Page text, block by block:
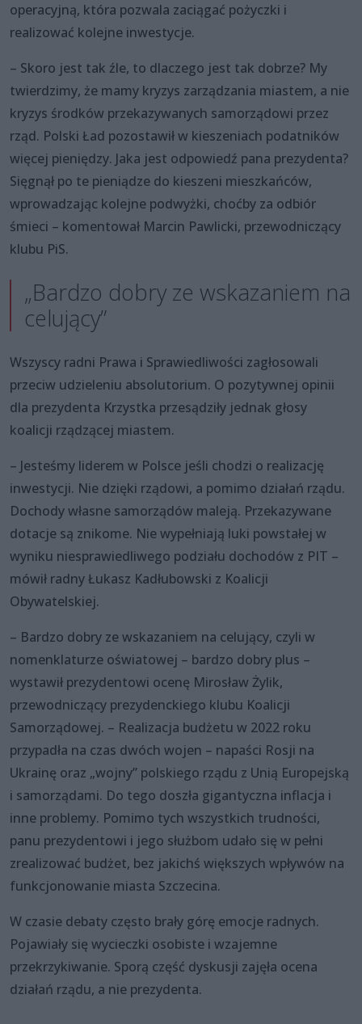
operacyjną, która pozwala zaciągać pożyczki i
realizować kolejne inwestycje.
– Skoro jest tak źle, to dlaczego jest tak dobrze? My
twierdzimy, że mamy kryzys zarządzania miastem, a nie
kryzys środków przekazywanych samorządowi przez
rząd. Polski Ład pozostawił w kieszeniach podatników
więcej pieniędzy. Jaka jest odpowiedź pana prezydenta?
Sięgnął po te pieniądze do kieszeni mieszkańców,
wprowadzając kolejne podwyżki, choćby za odbiór
śmieci – komentował Marcin Pawlicki, przewodniczący
klubu PiS.
„Bardzo dobry ze wskazaniem na
celujący”
Wszyscy radni Prawa i Sprawiedliwości zagłosowali
przeciw udzieleniu absolutorium. O pozytywnej opinii
dla prezydenta Krzystka przesądziły jednak głosy
koalicji rządzącej miastem.
– Jesteśmy liderem w Polsce jeśli chodzi o realizację
inwestycji. Nie dzięki rządowi, a pomimo działań rządu.
Dochody własne samorządów maleją. Przekazywane
dotacje są znikome. Nie wypełniają luki powstałej w
wyniku niesprawiedliwego podziału dochodów z PIT –
mówił radny Łukasz Kadłubowski z Koalicji
Obywatelskiej.
– Bardzo dobry ze wskazaniem na celujący, czyli w
nomenklaturze oświatowej – bardzo dobry plus –
wystawił prezydentowi ocenę Mirosław Żylik,
przewodniczący prezydenckiego klubu Koalicji
Samorządowej. – Realizacja budżetu w 2022 roku
przypadła na czas dwóch wojen – napaści Rosji na
Ukrainę oraz „wojny” polskiego rządu z Unią Europejską
i samorządami. Do tego doszła gigantyczna inflacja i
inne problemy. Pomimo tych wszystkich trudności,
panu prezydentowi i jego służbom udało się w pełni
zrealizować budżet, bez jakichś większych wpływów na
funkcjonowanie miasta Szczecina.
W czasie debaty często brały górę emocje radnych.
Pojawiały się wycieczki osobiste i wzajemne
przekrzykiwanie. Sporą część dyskusji zajęła ocena
działań rządu, a nie prezydenta.